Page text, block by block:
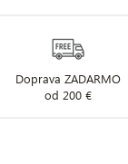
Doprava ZADARMO
od 200 €